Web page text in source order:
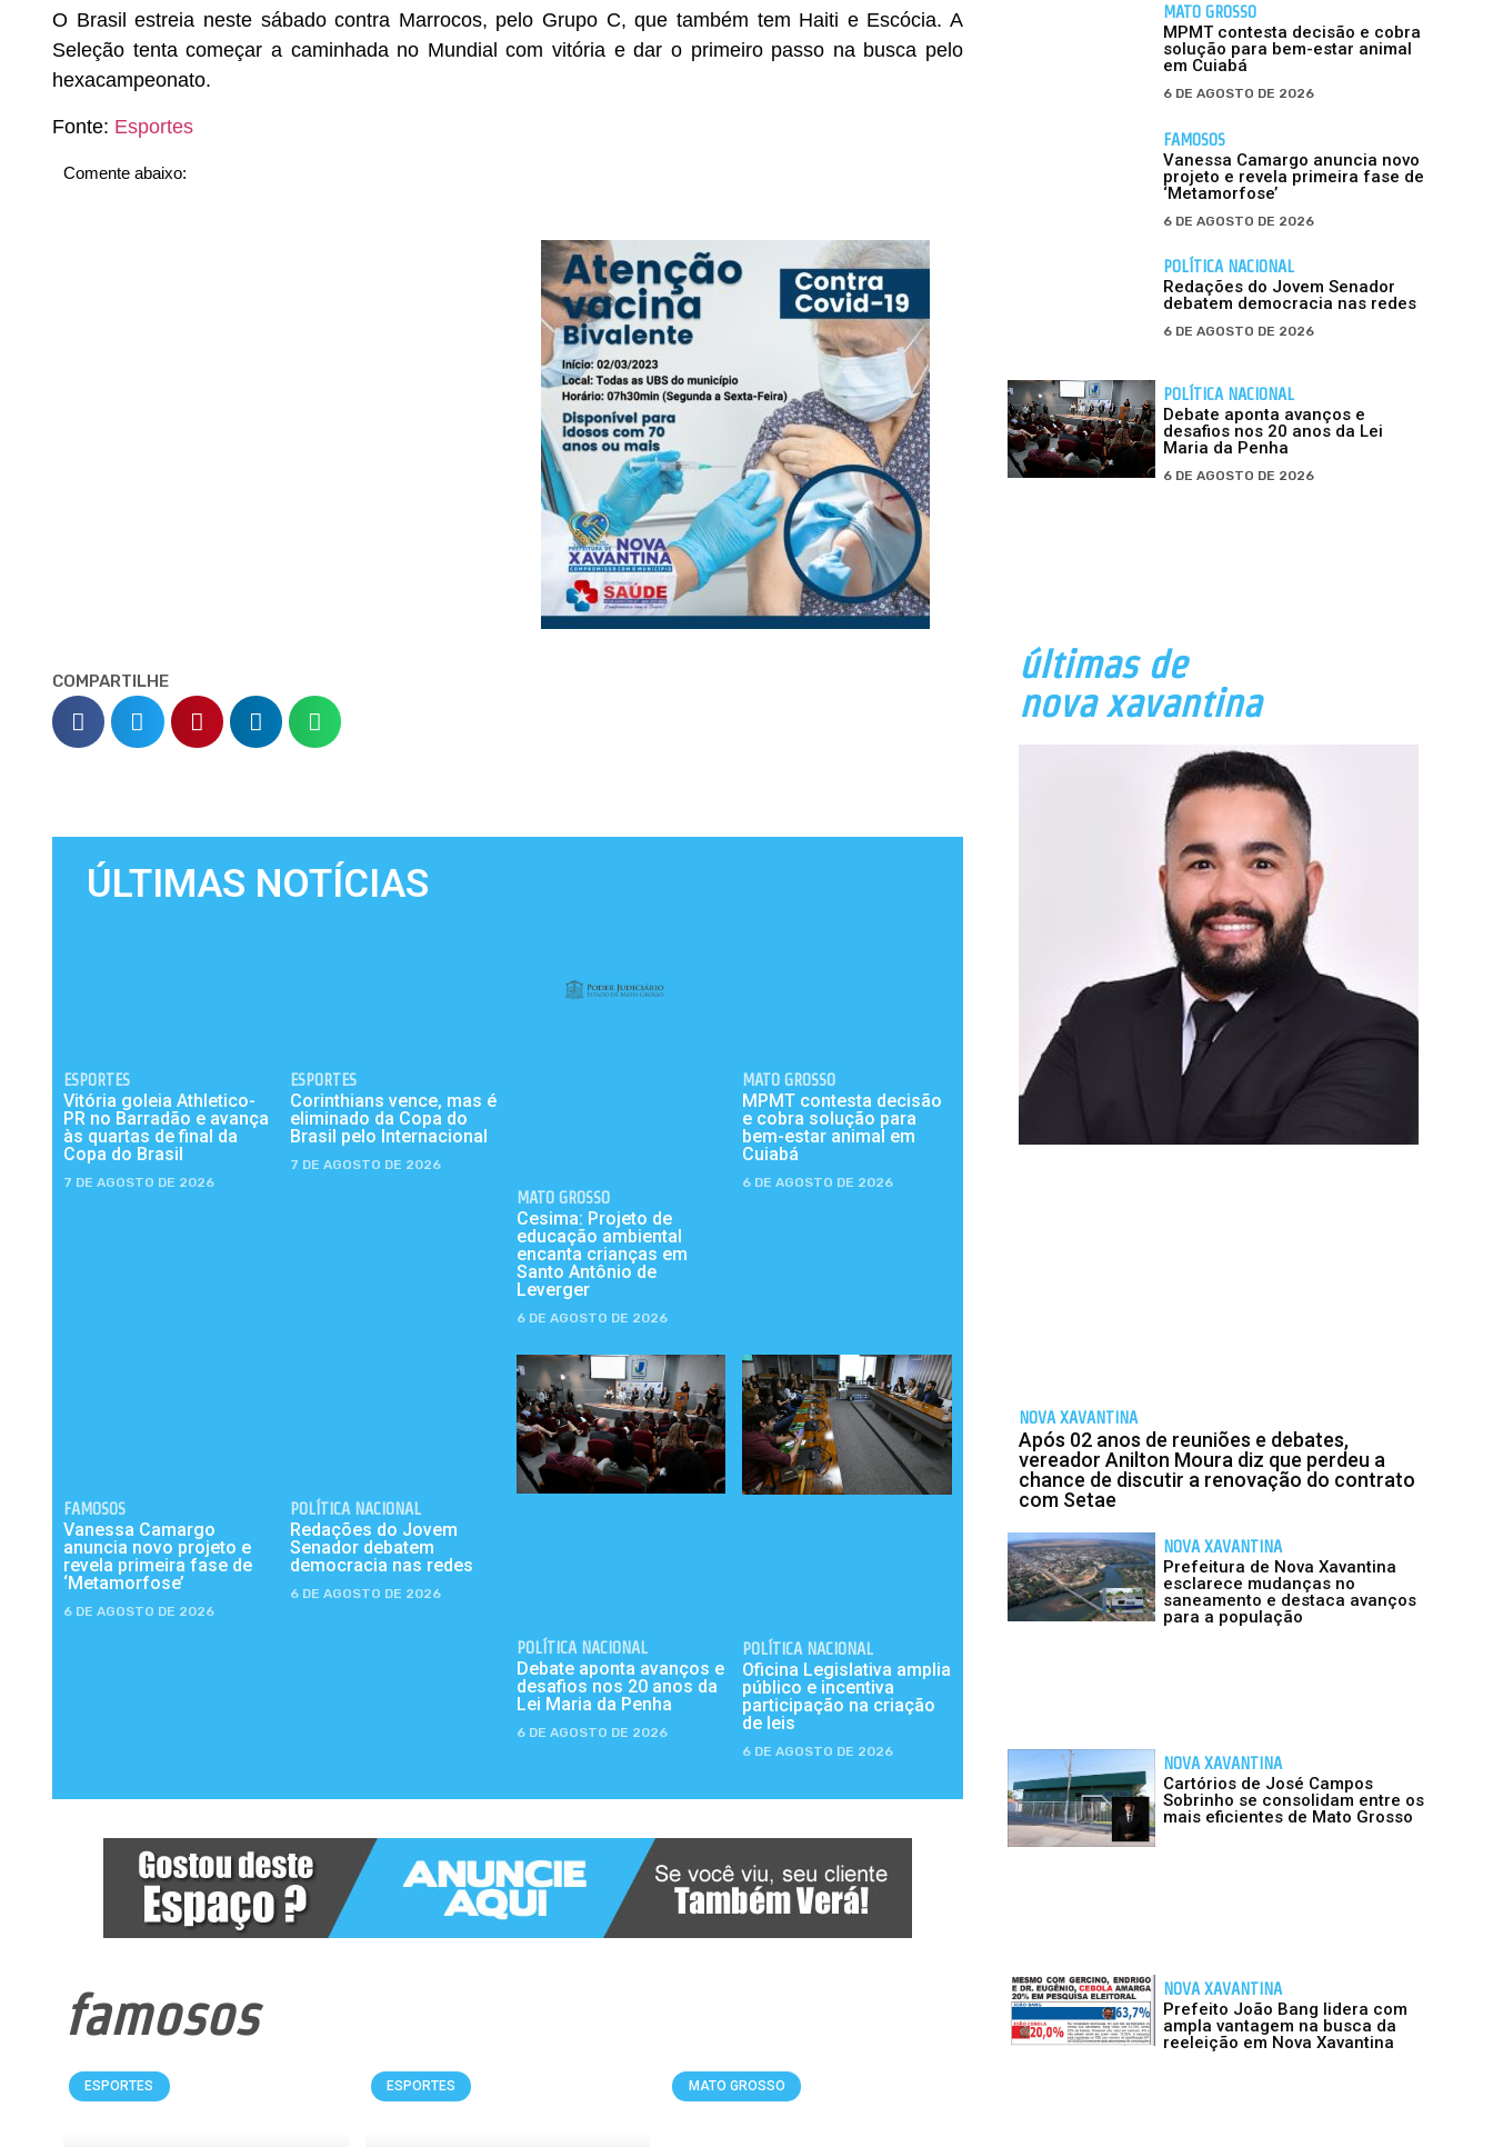
O Brasil estreia neste sábado contra Marrocos, pelo Grupo C, que também tem Haiti e Escócia. A
Seleção tenta começar a caminhada no Mundial com vitória e dar o primeiro passo na busca pelo
hexacampeonato.
Fonte: Esportes
Comente abaixo:
COMPARTILHE
ÚLTIMAS NOTÍCIAS
ESPORTES
Vitória goleia Athletico-
PR no Barradão e avança
às quartas de final da
Copa do Brasil
7 DE AGOSTO DE 2026
ESPORTES
Corinthians vence, mas é
eliminado da Copa do
Brasil pelo Internacional
7 DE AGOSTO DE 2026
MATO GROSSO
Cesima: Projeto de
educação ambiental
encanta crianças em
Santo Antônio de
Leverger
6 DE AGOSTO DE 2026
MATO GROSSO
MPMT contesta decisão
e cobra solução para
bem-estar animal em
Cuiabá
6 DE AGOSTO DE 2026
FAMOSOS
Vanessa Camargo
anuncia novo projeto e
revela primeira fase de
‘Metamorfose’
6 DE AGOSTO DE 2026
POLÍTICA NACIONAL
Redações do Jovem
Senador debatem
democracia nas redes
6 DE AGOSTO DE 2026
POLÍTICA NACIONAL
Debate aponta avanços e
desafios nos 20 anos da
Lei Maria da Penha
6 DE AGOSTO DE 2026
POLÍTICA NACIONAL
Oficina Legislativa amplia
público e incentiva
participação na criação
de leis
6 DE AGOSTO DE 2026
famosos
ESPORTES ESPORTES MATO GROSSO
MATO GROSSO
MPMT contesta decisão e cobra
solução para bem-estar animal
em Cuiabá
6 DE AGOSTO DE 2026
FAMOSOS
Vanessa Camargo anuncia novo
projeto e revela primeira fase de
‘Metamorfose’
6 DE AGOSTO DE 2026
POLÍTICA NACIONAL
Redações do Jovem Senador
debatem democracia nas redes
6 DE AGOSTO DE 2026
POLÍTICA NACIONAL
Debate aponta avanços e
desafios nos 20 anos da Lei
Maria da Penha
6 DE AGOSTO DE 2026
últimas de
nova xavantina
NOVA XAVANTINA
Após 02 anos de reuniões e debates,
vereador Anilton Moura diz que perdeu a
chance de discutir a renovação do contrato
com Setae
NOVA XAVANTINA
Prefeitura de Nova Xavantina
esclarece mudanças no
saneamento e destaca avanços
para a população
NOVA XAVANTINA
Cartórios de José Campos
Sobrinho se consolidam entre os
mais eficientes de Mato Grosso
NOVA XAVANTINA
Prefeito João Bang lidera com
ampla vantagem na busca da
reeleição em Nova Xavantina